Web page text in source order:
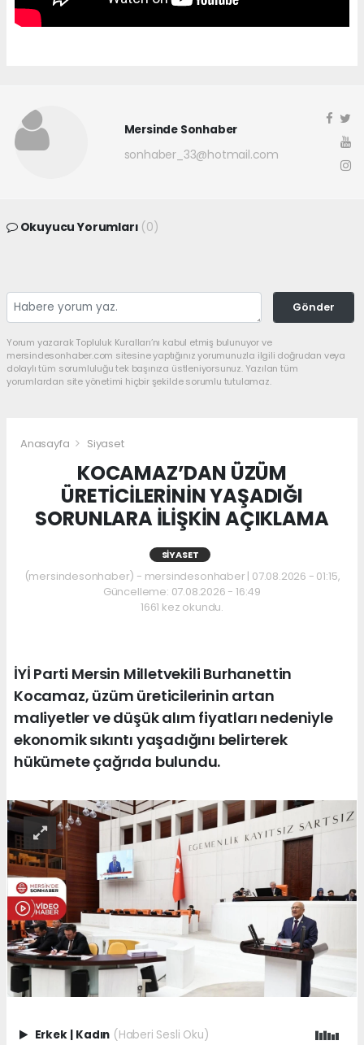
Mersinde Sonhaber
sonhaber_33@hotmail.com
Okuyucu Yorumları (0)
Gönder
Yorum yazarak Topluluk Kuralları’nı kabul etmiş bulunuyor ve
mersindesonhaber.com sitesine yaptığınız yorumunuzla ilgili doğrudan veya
dolaylı tüm sorumluluğu tek başınıza üstleniyorsunuz. Yazılan tüm
yorumlardan site yönetimi hiçbir şekilde sorumlu tutulamaz.
Anasayfa Siyaset
KOCAMAZ’DAN ÜZÜM
ÜRETİCİLERİNİN YAŞADIĞI
SORUNLARA İLİŞKİN AÇIKLAMA
SIYASET
(mersindesonhaber) - mersindesonhaber | 07.08.2026 - 01:15,
Güncelleme: 07.08.2026 - 16:49
1661 kez okundu.
İYİ Parti Mersin Milletvekili Burhanettin
Kocamaz, üzüm üreticilerinin artan
maliyetler ve düşük alım fiyatları nedeniyle
ekonomik sıkıntı yaşadığını belirterek
hükümete çağrıda bulundu.
Erkek | Kadın (Haberi Sesli Oku)